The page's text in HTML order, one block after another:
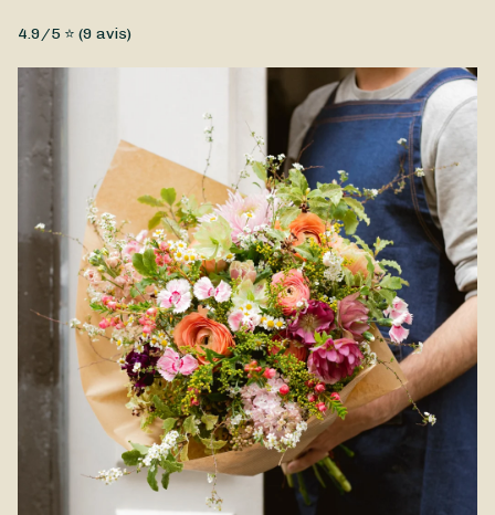
Un joli bouquet de fleurs de saison, qui met la Toussaint à
l’honneur. Composé par Hendaïa lorea, le Bouquet Toussaint
est disponible à la livraison à Hendaye et ses environs.
4.9/5 ⭐ (9 avis)